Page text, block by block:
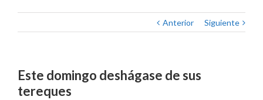
Anterior Siguiente
Este domingo deshágase de sus
tereques